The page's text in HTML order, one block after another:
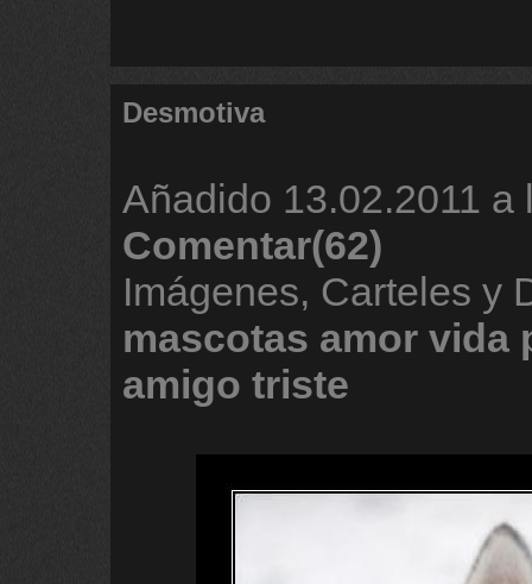
Desmotiva
Añadido 13.02.2011 a
Comentar(62)
Imágenes, Carteles y
mascotas amor vida
amigo triste